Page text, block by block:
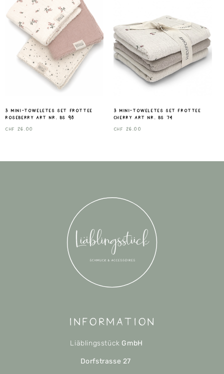
3 mini-toweletes set frottee
roseberry Art nr. Bs 98
CHF 26.00
3 mini-toweletes set frottee
cherry Art nr. Bs 74
CHF 26.00
Information
Liäblingsstück GmbH
Dorfstrasse 27